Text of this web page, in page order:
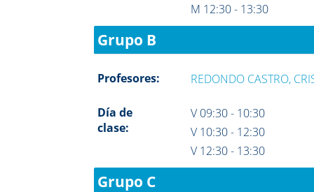
M 12:30 - 13:30
Grupo B
Profesores: REDONDO CASTRO,
Día de
clase:
V 09:30 - 10:30
V 10:30 - 12:30
V 12:30 - 13:30
Grupo C